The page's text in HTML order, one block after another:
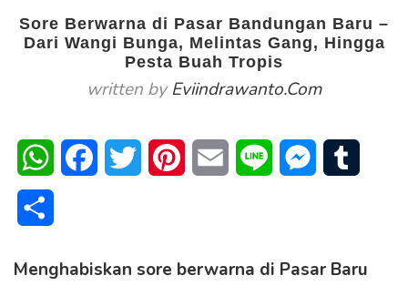
Sore Berwarna di Pasar Bandungan Baru –
Dari Wangi Bunga, Melintas Gang, Hingga
Pesta Buah Tropis
written byEviindrawanto.com
WhatsAppFacebookTwitter PinterestEmail Line Messenger
Menghabiskan sore berwarna di Pasar Baru